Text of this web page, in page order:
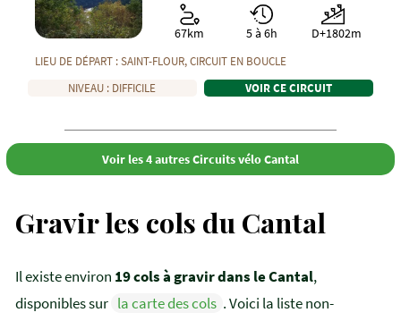
67km 5 à 6h D+1802m
LIEU DE DÉPART :SAINT-FLOUR, CIRCUIT EN BOUCLE
NIVEAU : DIFFICILE VOIR CE CIRCUIT
Voir les 4 autres Circuits vélo Cantal
Gravir les cols du Cantal
Il existe environ 19 cols à gravir dans le Cantal,
disponibles sur la carte des cols . Voici la liste non-